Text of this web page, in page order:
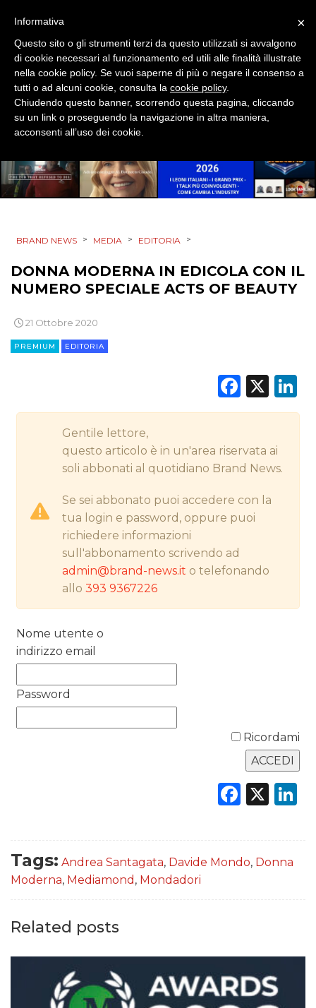
SPONSOR
DESIGN
EVENTI
MOBILE
PROMOZIONI
PUNTI VENDITA
CSR
STRATEGIE
DIGITALE
EDITORIA
ESTERNA
RADIO / AUDIO
RICERCHE
OPINIONI
BRAND NEWS > MEDIA > EDITORIA >
DONNA MODERNA IN EDICOLA CON IL
NUMERO SPECIALE ACTS OF BEAUTY
21 Ottobre 2020
PREMIUM EDITORIA
X
Gentile lettore,
questo articolo è in un'area riservata ai
soli abbonati al quotidiano Brand News.
Se sei abbonato puoi accedere con la
tua login e password, oppure puoi
richiedere informazioni
sull'abbonamento scrivendo ad
admin@brand-news.it o telefonando
allo393 9367226
Nome utente o
indirizzo email
Password
Ricordami
X
Tags: Andrea Santagata, Davide Mondo, Donna
Moderna, Mediamond , Mondadori
Related posts
×
Informativa
Questo sito o gli strumenti terzi da questo utilizzati si avvalgono
di cookie necessari al funzionamento ed utili alle finalità illustrate
nella cookie policy. Se vuoi saperne di più o negare il consenso a
tutti o ad alcuni cookie, consulta la cookie policy.
Chiudendo questo banner, scorrendo questa pagina, cliccando
su un link o proseguendo la navigazione in altra maniera,
acconsenti all’uso dei cookie.